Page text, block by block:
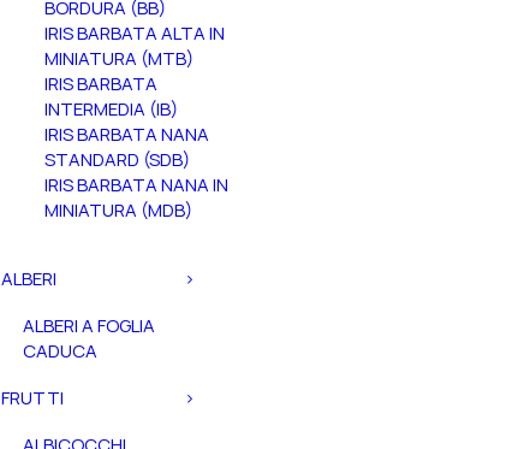
BORDURA (BB)
IRIS BARBATA ALTA IN
MINIATURA (MTB)
IRIS BARBATA
INTERMEDIA (IB)
IRIS BARBATA NANA
STANDARD (SDB)
IRIS BARBATA NANA IN
MINIATURA (MDB)
ALBERI
ALBERI A FOGLIA
CADUCA
FRUTTI